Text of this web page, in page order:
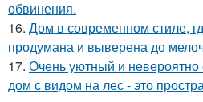
обвинения.
16. Дом в современном стиле,
продумана и выверена до
17. Очень уютный и невероятно
дом с видом на лес - это